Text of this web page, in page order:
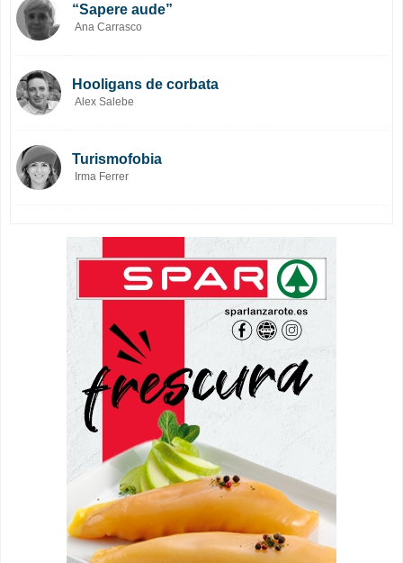
“Sapere aude”
Ana Carrasco
Hooligans de corbata
Alex Salebe
Turismofobia
Irma Ferrer